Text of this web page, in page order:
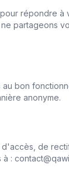
répondre
partageons
bon
anonyme.
de
: